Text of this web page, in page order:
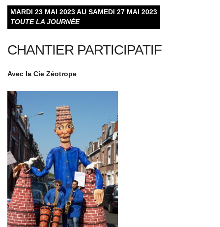
MARDI 23 MAI 2023 AU SAMEDI 27 MAI 2023
TOUTE LA JOURNÉE
CHANTIER PARTICIPATIF
Avec la Cie Zéotrope